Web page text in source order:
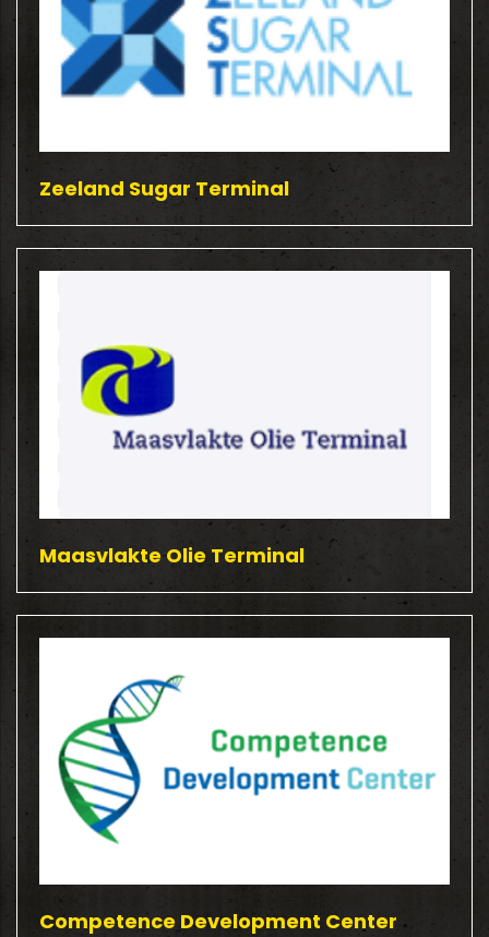
Zeeland Sugar Terminal
Maasvlakte Olie Terminal
Competence Development Center